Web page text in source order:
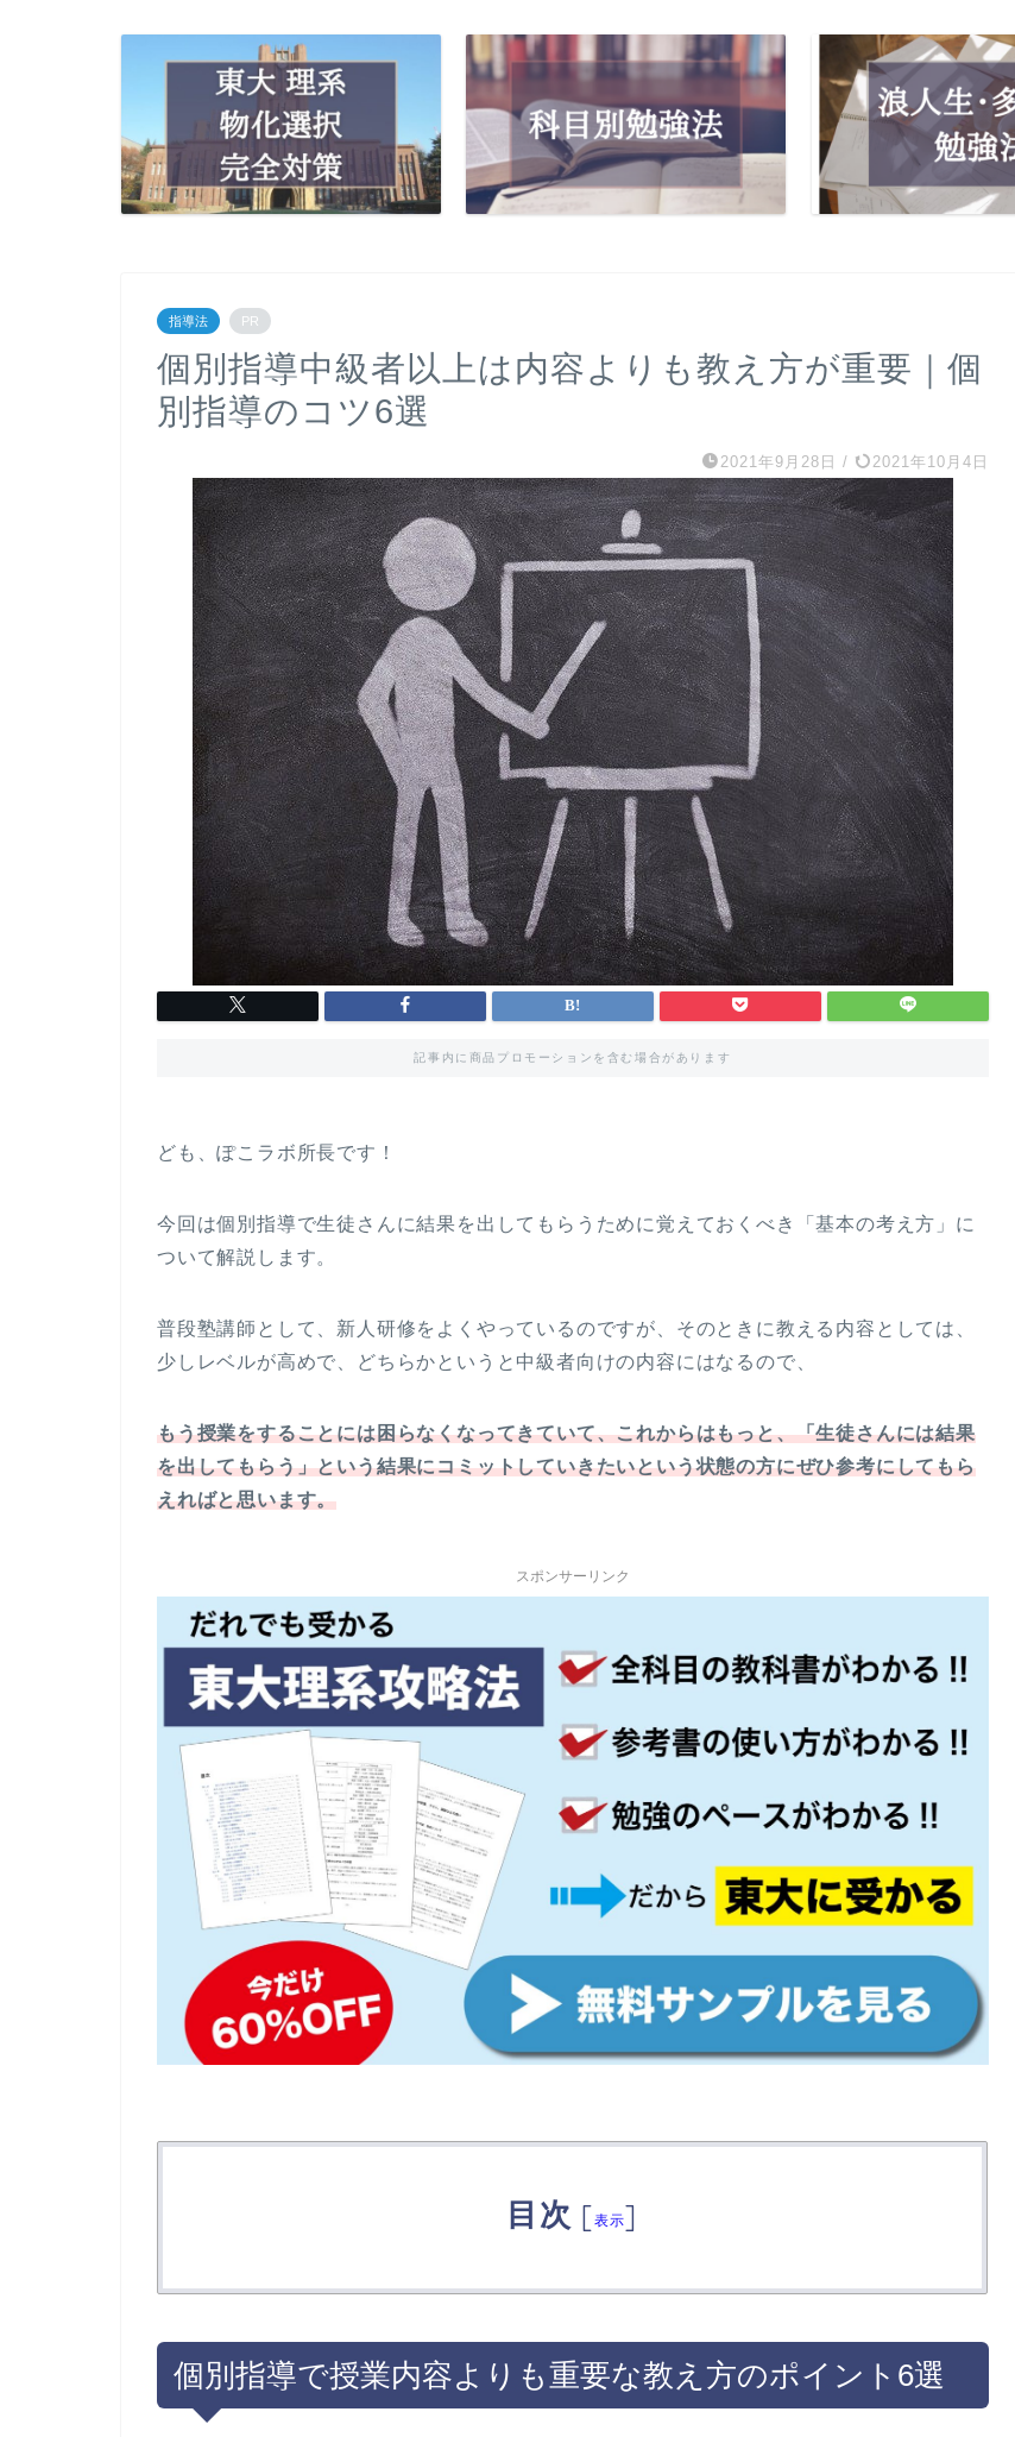
指導法 PR
個別指導中級者以上は内容よりも教え方が重要｜個
別指導のコツ6選
2021年9月28日 / 2021年10月4日
記事内に商品プロモーションを含む場合があります
ども、ぽこラボ所長です！
今回は個別指導で生徒さんに結果を出してもらうために覚えておくべき「基本の考え方」に
ついて解説します。
普段塾講師として、新人研修をよくやっているのですが、そのときに教える内容としては、
少しレベルが高めで、どちらかというと中級者向けの内容にはなるので、
もう授業をすることには困らなくなってきていて、これからはもっと、「生徒さんには結果
を出してもらう」という結果にコミットしていきたいという状態の方にぜひ参考にしてもら
えればと思います。
スポンサーリンク
目次 [表示]
個別指導で授業内容よりも重要な教え方のポイント6選